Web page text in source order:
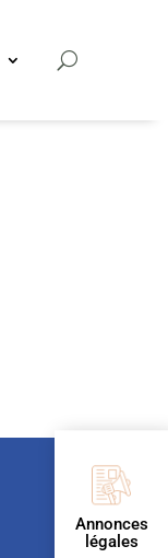
Annonces
légales